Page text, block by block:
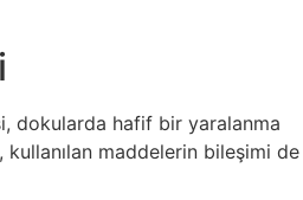
dokularda hafif bir yaralanma
kullanılan maddelerin bileşimi